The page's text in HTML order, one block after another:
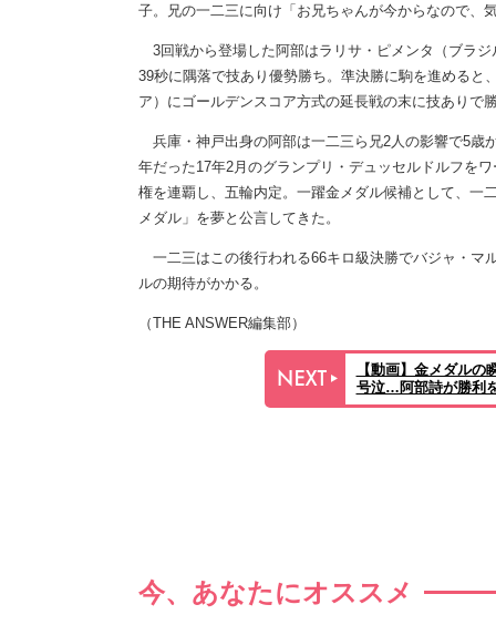
子。兄の一二三に向け「お兄ちゃんが今からなので、
3回戦から登場した阿部はラリサ・ピメンタ（ブラ
39秒に隅落で技あり優勢勝ち。準決勝に駒を進めると
ア）にゴールデンスコア方式の延長戦の末に技ありで
兵庫・神戸出身の阿部は一二三ら兄2人の影響で5歳
年だった17年2月のグランプリ・デュッセルドルフを
権を連覇し、五輪内定。一躍金メダル候補として、一
メダル」を夢と公言してきた。
一二三はこの後行われる66キロ級決勝でバジャ・マ
ルの期待がかかる。
（THE ANSWER編集部）
【動画】金メダル
号泣…阿部詩が勝利
今、あなたにオススメ